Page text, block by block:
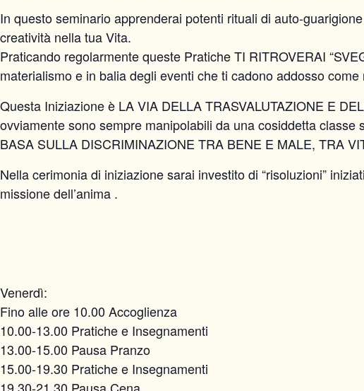
In questo seminario apprenderai potenti rituali di auto-
creatività nella tua Vita.
Praticando regolarmente queste Pratiche TI RITROVERAI
materialismo e in balia degli eventi che ti cadono addosso
Questa Iniziazione è LA VIA DELLA TRASVALUTAZIONE E
ovviamente sono sempre manipolabili da una cosiddetta classe
BASA SULLA DISCRIMINAZIONE TRA BENE E MALE, TRA
Nella cerimonia di iniziazione sarai investito di “risoluzioni”
missione dell’anima .
Venerdì:
Fino alle ore 10.00 Accoglienza
10.00-13.00 Pratiche e Insegnamenti
13.00-15.00 Pausa Pranzo
15.00-19.30 Pratiche e Insegnamenti